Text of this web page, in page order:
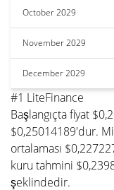
October 2029
November 2029
December 2029
#1 LiteFinance
Başlangıçta fiyat
$0,25014189'dur.
ortalaması
kuru tahmini
şeklindedir.